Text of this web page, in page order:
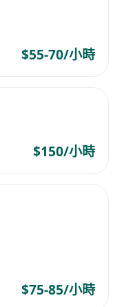
$55-70/小時
$150/小時
$75-85/小時